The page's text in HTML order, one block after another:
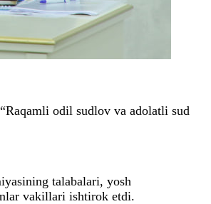
odil sudlov va adolatli sud
talabalari, yosh
vakillari ishtirok etdi.